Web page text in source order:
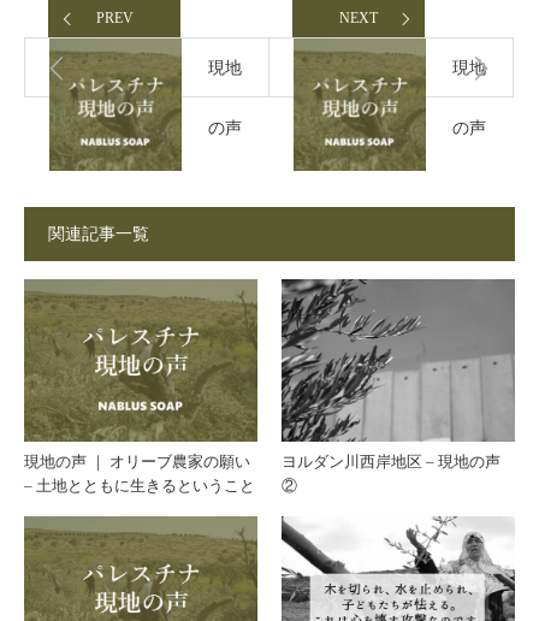
PREV
現地
の声
離れ
たく
ない
NEXT
現地
の声
家の
地と
とも
関連記事一覧
現地の声 ｜ オリーブ農家の願い
– 土地とともに生きるということ
ヨルダン川西岸地区 – 現地の声
②